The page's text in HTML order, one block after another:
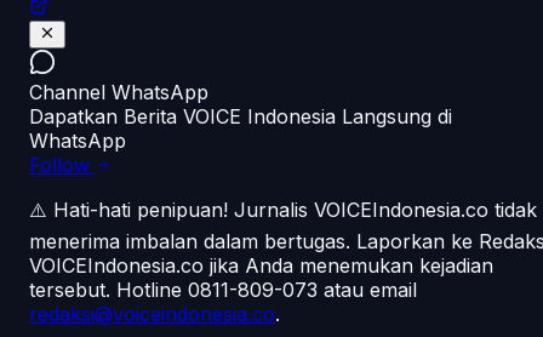
Channel WhatsApp
Dapatkan Berita VOICE Indonesia Langsung di
WhatsApp
Follow
⚠️ Hati-hati penipuan! Jurnalis VOICEIndonesia.co tidak
menerima imbalan dalam bertugas. Laporkan ke
VOICEIndonesia.co jika Anda menemukan kejadian
tersebut. Hotline 0811-809-073 atau email
redaksi@voiceindonesia.co.